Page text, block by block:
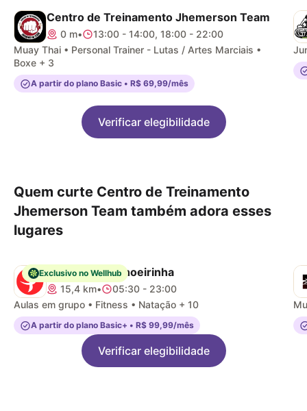
Centro de Treinamento Jhemerson Team
0 m•
13:00 - 14:00, 18:00 - 22:00
Muay Thai • Personal Trainer - Lutas / Artes Marciais •
Boxe + 3
A partir do plano Basic • R$ 69,99/mês
Verificar elegibilidade
Quem curte Centro de Treinamento
Jhemerson Team também adora esses
lugares
Exclusivo no Wellhub
Pratique - Cachoeirinha
15,4 km•
05:30 - 23:00
Aulas em grupo • Fitness • Natação + 10
A partir do plano Basic+ • R$ 99,99/mês
Verificar elegibilidade